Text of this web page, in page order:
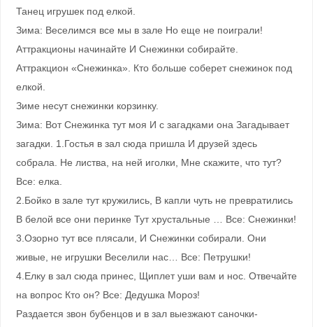
Танец игрушек под елкой.
Зима: Веселимся все мы в зале Но еще не поиграли!
Аттракционы начинайте И Снежинки собирайте.
Аттракцион «Снежинка». Кто больше соберет снежинок под
елкой.
Зиме несут снежинки корзинку.
Зима: Вот Снежинка тут моя И с загадками она Загадывает
загадки. 1.Гостья в зал сюда пришла И друзей здесь
собрала. Не листва, на ней иголки, Мне скажите, что тут?
Все: елка.
2.Бойко в зале тут кружились, В капли чуть не превратились
В белой все они перинке Тут хрустальные … Все: Снежинки!
3.Озорно тут все плясали, И Снежинки собирали. Они
живые, не игрушки Веселили нас… Все: Петрушки!
4.Елку в зал сюда принес, Щиплет уши вам и нос. Отвечайте
на вопрос Кто он? Все: Дедушка Мороз!
Раздается звон бубенцов и в зал выезжают саночки-